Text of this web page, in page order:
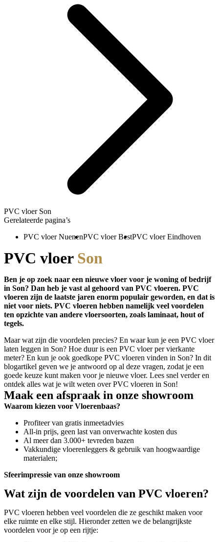
PVC vloer Son
Gerelateerde pagina’s
PVC vloer NuenenPVC vloer BestPVC vloer Eindhoven
PVC vloerSon
Ben je op zoek naar een nieuwe vloer voor je woning of bedrijf
in Son? Dan heb je vast al gehoord van PVC vloeren. PVC
vloeren zijn de laatste jaren enorm populair geworden, en dat is
niet voor niets. PVC vloeren hebben namelijk veel voordelen
ten opzichte van andere vloersoorten, zoals laminaat, hout of
tegels.
Maar wat zijn die voordelen precies? En waar kun je een PVC vloer
laten leggen in Son? Hoe duur is een PVC vloer per vierkante
meter? En kun je ook goedkope PVC vloeren vinden in Son? In dit
blogartikel geven we je antwoord op al deze vragen, zodat je een
goede keuze kunt maken voor je nieuwe vloer. Lees snel verder en
ontdek alles wat je wilt weten over PVC vloeren in Son!
Maak een afspraak in onze showroom
Waarom kiezen voor Vloerenbaas?
Profiteer van gratis inmeetadvies
All-in prijs, geen last van onverwachte kosten dus
Al meer dan 3.000+ tevreden bazen
Vakkundige vloerenleggers & gebruik van hoogwaardige
materialen;
Sfeerimpressie van onze showroom
Wat zijn de voordelen van PVC vloeren?
PVC vloeren hebben veel voordelen die ze geschikt maken voor
elke ruimte en elke stijl. Hieronder zetten we de belangrijkste
voordelen voor je op een rijtje: